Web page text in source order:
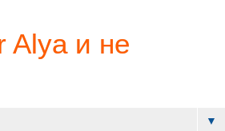
Alya и не
▼